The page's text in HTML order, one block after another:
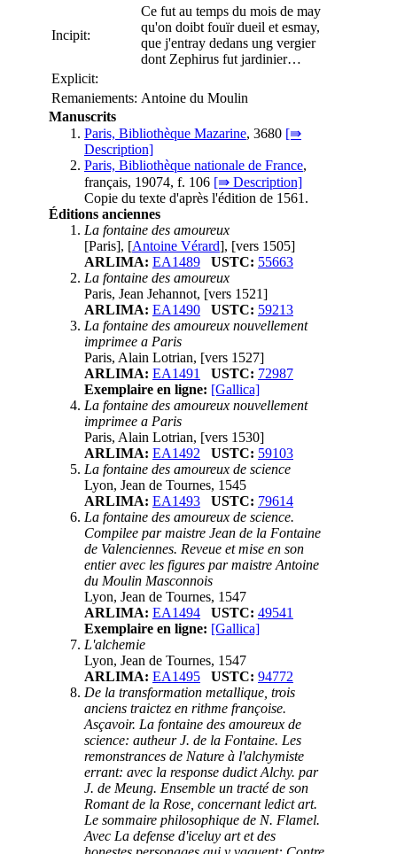
Incipit:
Ce fut au temps du mois de may
qu'on doibt fouïr dueil et esmay,
que j'entray dedans ung vergier
dont Zephirus fut jardinier…
Explicit:
Remaniements: Antoine du Moulin
Manuscrits
Paris, Bibliothèque Mazarine, 3680 [⇛
Description]
Paris, Bibliothèque nationale de France,
français, 19074, f. 106 [⇛ Description]
Copie du texte d'après l'édition de 1561.
Éditions anciennes
La fontaine des amoureux
[Paris], [Antoine Vérard], [vers 1505]
ARLIMA: EA1489 USTC: 55663
La fontaine des amoureux
Paris, Jean Jehannot, [vers 1521]
ARLIMA: EA1490 USTC: 59213
La fontaine des amoureux nouvellement
imprimee a Paris
Paris, Alain Lotrian, [vers 1527]
ARLIMA: EA1491 USTC: 72987
Exemplaire en ligne: [Gallica]
La fontaine des amoureux nouvellement
imprimee a Paris
Paris, Alain Lotrian, [vers 1530]
ARLIMA: EA1492 USTC: 59103
La fontaine des amoureux de science
Lyon, Jean de Tournes, 1545
ARLIMA: EA1493 USTC: 79614
La fontaine des amoureux de science.
Compilee par maistre Jean de la Fontaine
de Valenciennes. Reveue et mise en son
entier avec les figures par maistre Antoine
du Moulin Masconnois
Lyon, Jean de Tournes, 1547
ARLIMA: EA1494 USTC: 49541
Exemplaire en ligne: [Gallica]
L'alchemie
Lyon, Jean de Tournes, 1547
ARLIMA: EA1495 USTC: 94772
De la transformation metallique, trois
anciens traictez en rithme françoise.
Asçavoir. La fontaine des amoureux de
science: autheur J. de la Fontaine. Les
remonstrances de Nature à l'alchymiste
errant: avec la response dudict Alchy. par
J. de Meung. Ensemble un tracté de son
Romant de la Rose, concernant ledict art.
Le sommaire philosophique de N. Flamel.
Avec La defense d'iceluy art et des